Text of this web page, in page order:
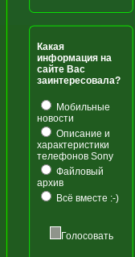
Какая
информация на
сайте Вас
заинтересовала?
Мобильные
новости
Описание и
характеристики
телефонов Sony
Файловый
архив
Всё вместе :-)
Голосовать